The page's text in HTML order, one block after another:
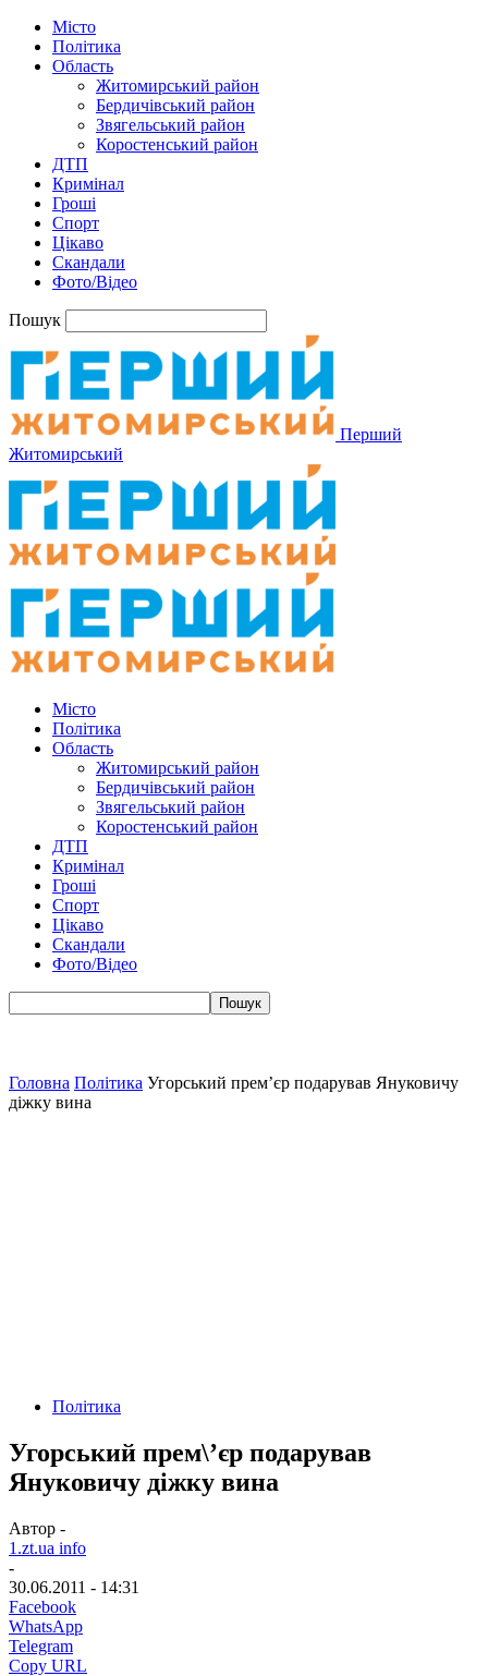
Місто
Політика
Область
Житомирський район
Бердичівський район
Звягельський район
Коростенський район
ДТП
Кримінал
Гроші
Спорт
Цікаво
Скандали
Фото/Відео
Пошук
Перший
Житомирський
Місто
Політика
Область
Житомирський район
Бердичівський район
Звягельський район
Коростенський район
ДТП
Кримінал
Гроші
Спорт
Цікаво
Скандали
Фото/Відео
Головна Політика Угорський прем’єр подарував Януковичу
діжку вина
Політика
Угорський прем\’єр подарував
Януковичу діжку вина
Автор -
1.zt.ua info
-
30.06.2011 - 14:31
Facebook
WhatsApp
Telegram
Copy URL